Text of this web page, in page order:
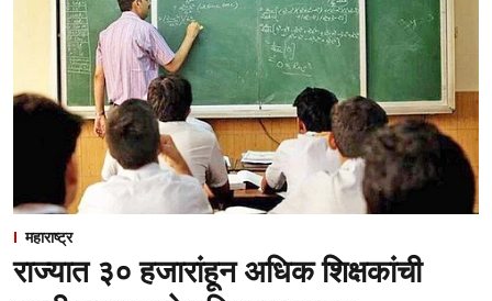
महाराष्ट्र
राज्यात ३० हजारांहून अधिक शिक्षकांची